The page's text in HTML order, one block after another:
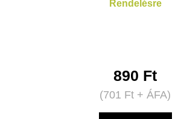
Rendelésre
890 Ft
(701 Ft + ÁFA)